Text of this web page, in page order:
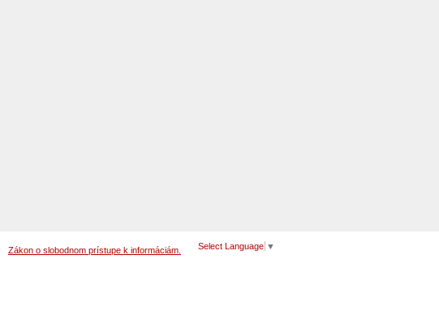
Select Language ▼
Zákon o slobodnom prístupe k informáciám.